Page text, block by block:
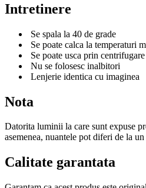
Intretinere
Se spala la 40 de grade
Se poate calca la temperaturi
Se poate usca prin centrifugare
Nu se folosesc inalbitori
Lenjerie identica cu imaginea
Nota
Datorita luminii la care sunt expuse
asemenea, nuantele pot diferi de la
Calitate garantata